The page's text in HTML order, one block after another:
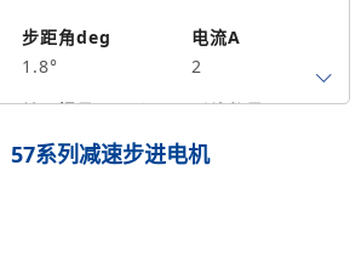
单出轴
48
步距角deg
1.8°
电流A
2
转子惯量g.cm²
120
引线数量
4
57系列减速步进电机